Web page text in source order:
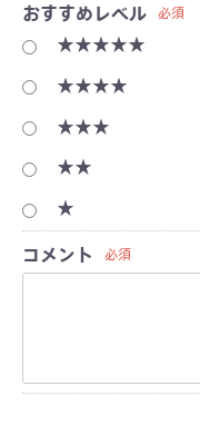
おすすめレベル 必須
★★★★★
★★★★
★★★
★★
★
コメント
必須